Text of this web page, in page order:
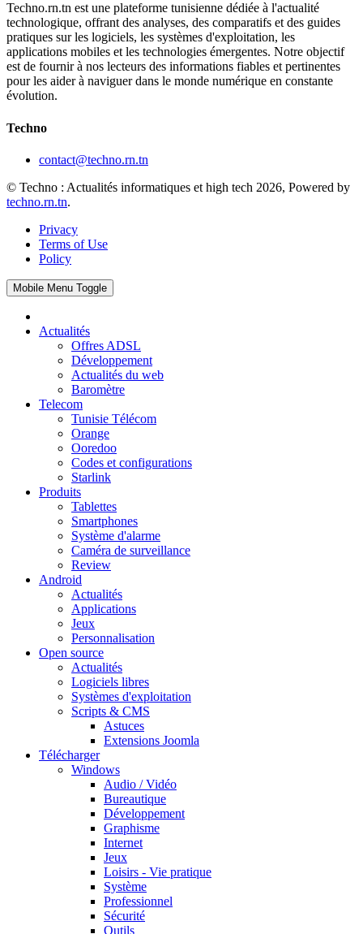
Techno.rn.tn est une plateforme tunisienne dédiée à l'actualité
technologique, offrant des analyses, des comparatifs et des guides
pratiques sur les logiciels, les systèmes d'exploitation, les
applications mobiles et les technologies émergentes. Notre objectif
est de fournir à nos lecteurs des informations fiables et pertinentes
pour les aider à naviguer dans le monde numérique en constante
évolution.
Techno
contact@techno.rn.tn
© Techno : Actualités informatiques et high tech 2026, Powered by
techno.rn.tn.
Privacy
Terms of Use
Policy
Mobile Menu Toggle
Actualités
Offres ADSL
Développement
Actualités du web
Baromètre
Telecom
Tunisie Télécom
Orange
Ooredoo
Codes et configurations
Starlink
Produits
Tablettes
Smartphones
Système d'alarme
Caméra de surveillance
Review
Android
Actualités
Applications
Jeux
Personnalisation
Open source
Actualités
Logiciels libres
Systèmes d'exploitation
Scripts & CMS
Astuces
Extensions Joomla
Télécharger
Windows
Audio / Vidéo
Bureautique
Développement
Graphisme
Internet
Jeux
Loisirs - Vie pratique
Système
Professionnel
Sécurité
Outils